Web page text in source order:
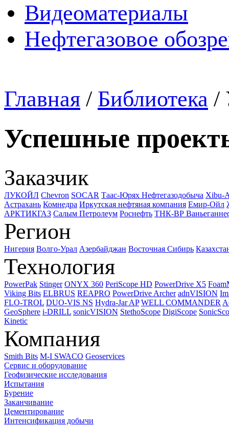
Видеоматериалы
Нефтегазовое
Главная / Библиотека /
Успешные
Заказчик
ЛУКОЙЛ Chevron SOCAR Таас-Юрях Нефтегазодобыча Xibu-
Астрахань Комнедра Иркутская нефтяная компания Емир-Ойл
АРКТИКГАЗ Салым Петролеум Роснефть ТНК-ВР
Регион
Нигерия Волго-Урал Азербайджан Восточная Сибирь
Технология
PowerPak Stinger ONYX 360 PeriScope HD PowerDrive X5
Viking Bits ELBRUS REAPRO PowerDrive Archer adnVISION
FLO-TROL DUO-VIS NS Hydra-Jar AP WELL COMMANDER
GeoSphere i-DRILL sonicVISION StethoScope DigiScope
Kinetic
Компания
Smith Bits M-I SWACO Geoservices
Сервис и оборудование
Геофизические исследования
Испытания
Бурение
Заканчивание
Цементирование
Интенсификация добычи